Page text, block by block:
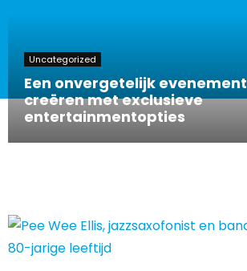
Uncategorized
Een onvergetelijk evenement
creëren met exclusieve
entertainmentopties